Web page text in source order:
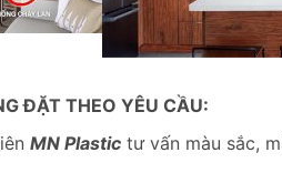
ĐẶT THEO YÊU CẦU:
MN Plastictư vấn màu sắc,